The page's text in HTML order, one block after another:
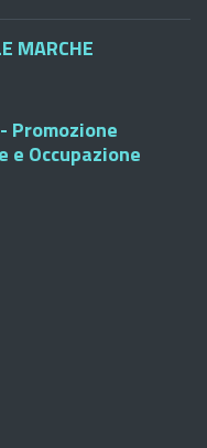
MARCHE
Promozione
Occupazione